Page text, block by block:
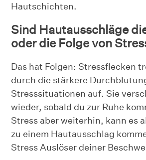
Hautschichten.
Sind Hautausschläge
oder die Folge von
Das hat Folgen: Stressflecken
durch die stärkere
Stresssituationen auf. Sie
wieder, sobald du zur Ruhe
Stress aber weiterhin, kann es
zu einem Hautausschlag
Stress Auslöser deiner